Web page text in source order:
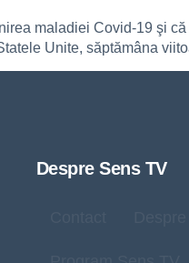
maladiei Covid-19 şi
Unite, săptămâna
Despre Sens TV